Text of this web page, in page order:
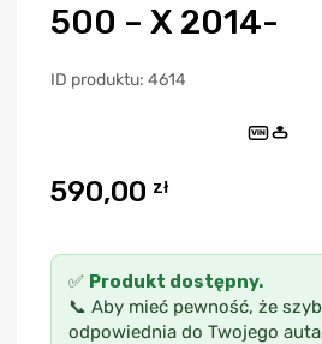
500 – X 2014-
ID produktu: 4614
VIN
590,00 zł
✅ Produkt dostępny.
📞 Aby mieć pewność, że
odpowiednia do Twojego